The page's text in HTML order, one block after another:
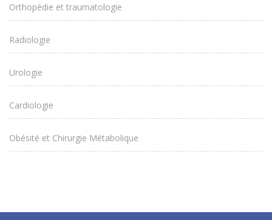
Orthopédie et traumatologie
Radiologie
Urologie
Cardiologie
Obésité et Chirurgie Métabolique